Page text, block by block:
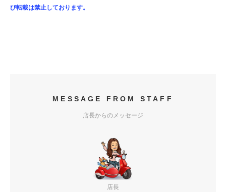
び転載は禁止しております。
MESSAGE FROM STAFF
店長からのメッセージ
店長